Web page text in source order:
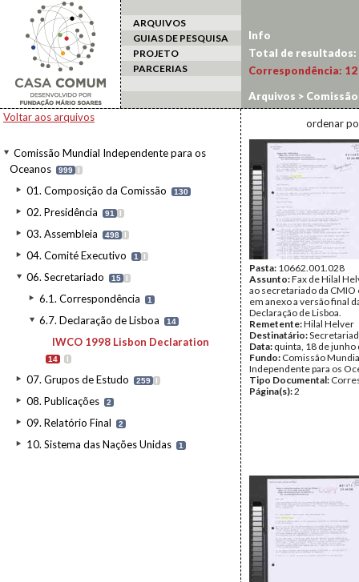
ARQUIVOS
GUIAS DE PESQUISA
PROJETO
PARCERIAS
Voltar aos arquivos
Comissão Mundial Independente para os
Oceanos
999 I
01. Composição da Comissão 130
02. Presidência 91 I
03. Assembleia 498 I
04. Comité Executivo 1 I
06. Secretariado 15 I
6.1. Correspondência 1
6.7. Declaração de Lisboa 14
IWCO 1998 Lisbon Declaration
14 I
07. Grupos de Estudo 259 I
08. Publicações 2
09. Relatório Final 2
10. Sistema das Nações Unidas 1
Info
Total de resultados:
Correspondência: 12
Arquivos >
Lisboa>IWCO 1998
ordenar
Pasta: 10662.001.028
Assunto:Fax de Hilal
ao secretariado da CMIO
em anexo a versão final
Declaração de Lisboa.
Remetente:Hilal Helver
Destinatário:
Data: quinta, 18 de junho
Fundo: Comissão
Independente para os
Tipo Documental:
Página(s):2